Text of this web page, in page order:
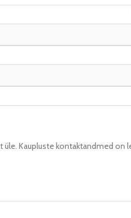
Kaupluste kontaktandmed on